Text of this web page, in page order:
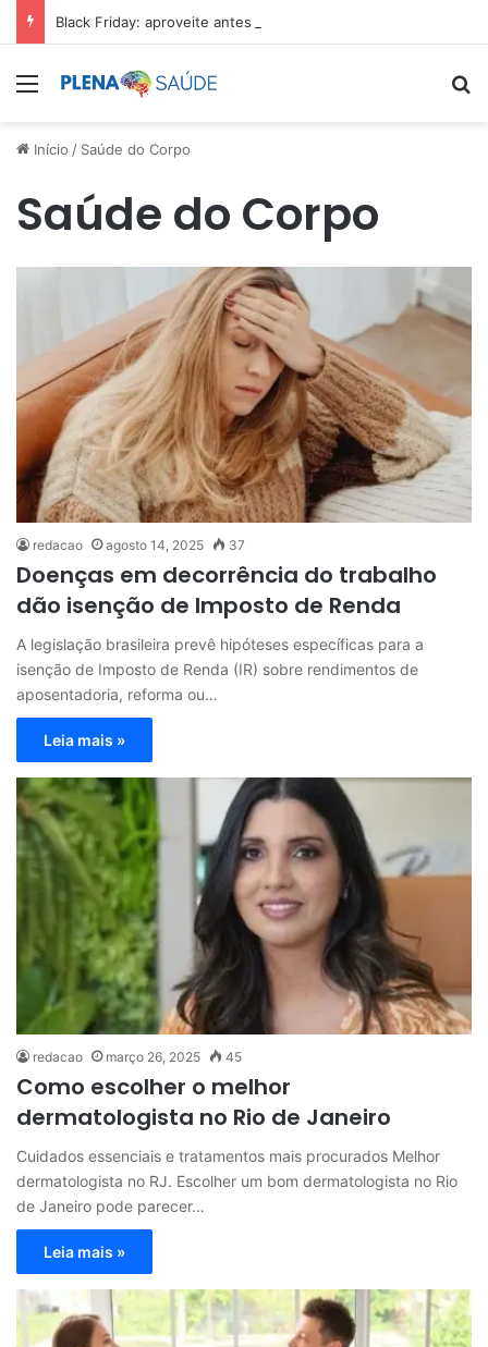
Black Friday: aproveite antes que acabe
Menu
Início / Saúde do Corpo
Saúde do Corpo
redacao agosto 14, 2025 37
Doenças em decorrência do trabalho
dão isenção de Imposto de Renda
A legislação brasileira prevê hipóteses específicas para a
isenção de Imposto de Renda (IR) sobre rendimentos de
aposentadoria, reforma ou…
Leia mais »
redacao março 26, 2025 45
Como escolher o melhor
dermatologista no Rio de Janeiro
Cuidados essenciais e tratamentos mais procurados Melhor
dermatologista no RJ. Escolher um bom dermatologista no Rio
de Janeiro pode parecer…
Leia mais »